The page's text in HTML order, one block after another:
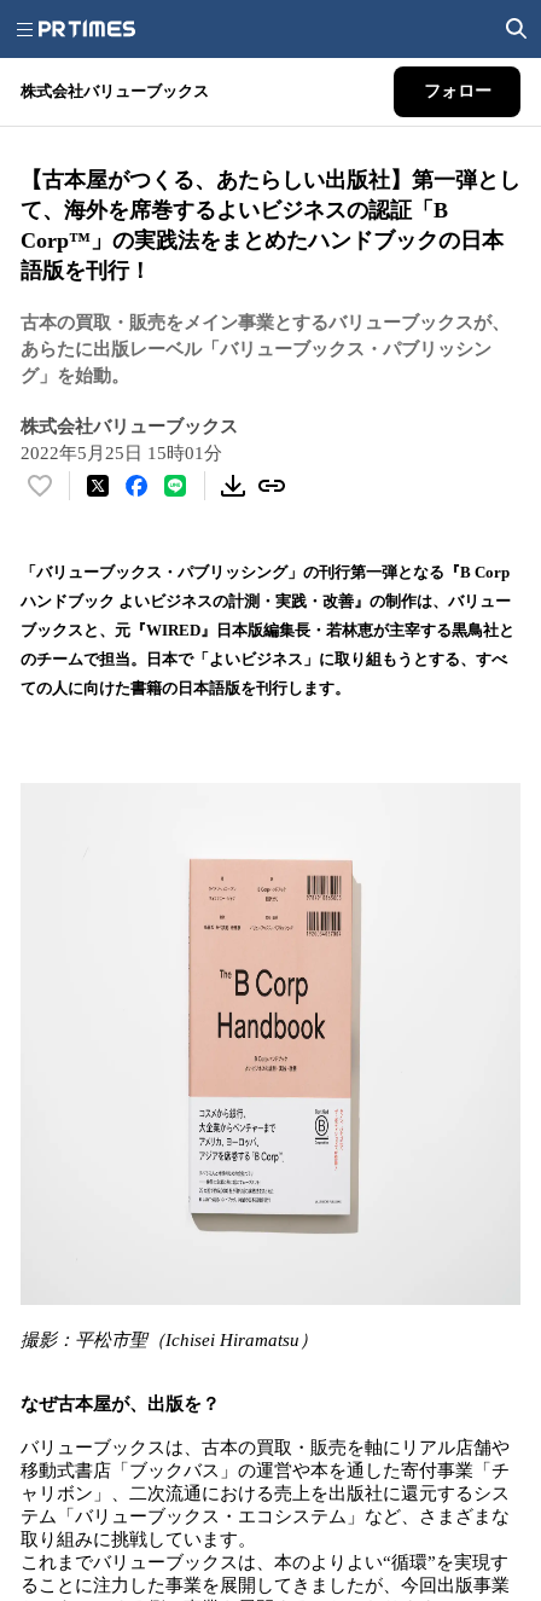
株式会社バリューブックス フォロー
【古本屋がつくる、あたらしい出版社】第一弾とし
て、海外を席巻するよいビジネスの認証「B
Corp™️」の実践法をまとめたハンドブックの日本
語版を刊行！
古本の買取・販売をメイン事業とするバリューブックスが、
あらたに出版レーベル「バリューブックス・パブリッシン
グ」を始動。
株式会社バリューブックス
2022年5月25日 15時01分
い
！
数
を
読
込
「バリューブックス・パブリッシング」の刊行第一弾となる『B Corp
ハンドブック よいビジネスの計測・実践・改善』の制作は、バリュー
ブックスと、元『WIRED』日本版編集長・若林恵が主宰する黒鳥社と
のチームで担当。日本で「よいビジネス」に取り組もうとする、すべ
ての人に向けた書籍の日本語版を刊行します。
撮影：平松市聖（Ichisei Hiramatsu）
なぜ古本屋が、出版を？
バリューブックスは、古本の買取・販売を軸にリアル店舗や
移動式書店「ブックバス」の運営や本を通した寄付事業「チ
ャリボン」、二次流通における売上を出版社に還元するシス
テム「バリューブックス・エコシステム」など、さまざまな
取り組みに挑戦しています。
これまでバリューブックスは、本のよりよい“循環”を実現す
ることに注力した事業を展開してきましたが、今回出版事業